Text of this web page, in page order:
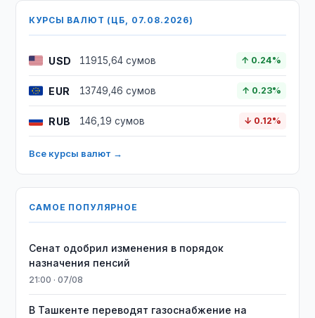
КУРСЫ ВАЛЮТ (ЦБ, 07.08.2026)
USD 11915,64 сумов ↑ 0.24%
EUR 13749,46 сумов ↑ 0.23%
RUB 146,19 сумов ↓ 0.12%
Все курсы валют →
САМОЕ ПОПУЛЯРНОЕ
Сенат одобрил изменения в порядок
назначения пенсий
21:00 · 07/08
В Ташкенте переводят газоснабжение на